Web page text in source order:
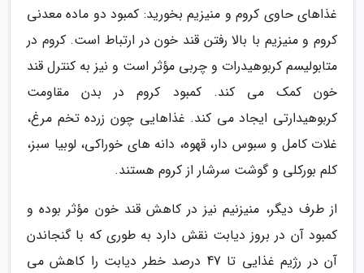
غذاهای حاوی کروم و منیزیم بخورید: کمبود دو ماده معدنی
کروم و منیزیم با بالا رفتن قند خون در ارتباط است. کروم در
متابولیسم کربوهیدرات و چربی مؤثر است و نیز به کنترل قند
خون کمک می کند. کمبود کروم در بدن مقاومت
کربوهیدارتی ایجاد می کند. غذاهایی چون زرده تخم مرغ،
غلات کامل و سبوس دار، قهوه، دانه های خوراکی، لوبیا سبز،
کلم بورکلی و گوشت سرشار از کروم هستند.
از طرف دیگر، منیزنیم نیز در کاهش قند خون مؤثر بوده و
کمبود آن در بروز دیابت نقش دارد به طوری که با گنجاندن
آن در رژیم غذایی تا 47 درصد خطر دیابت را کاهش می